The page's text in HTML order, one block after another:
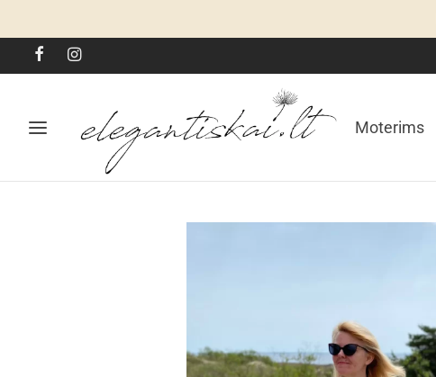
Moterims